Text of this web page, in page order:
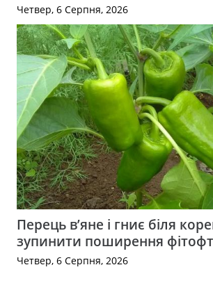
Четвер, 6 Серпня, 2026
Перець в’яне і гниє біля
зупинити поширення
Четвер, 6 Серпня, 2026